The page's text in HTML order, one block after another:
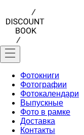
Фотокниги
Фотографии
Фотокалендари
Выпускные
Фото в рамке
Доставка
Контакты